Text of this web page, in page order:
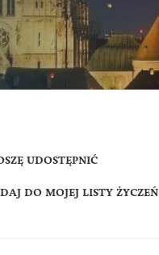
UDOSTĘPNIĆ
DO MOJEJ LISTY ŻYCZEŃ